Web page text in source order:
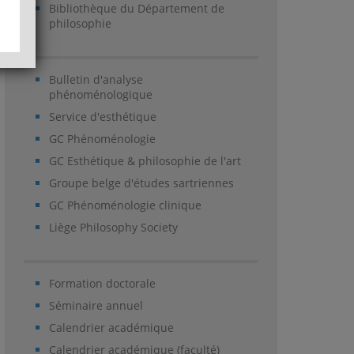
Bibliothèque du Département de
philosophie
Bulletin d'analyse
phénoménologique
Service d'esthétique
GC Phénoménologie
GC Esthétique & philosophie de l'art
Groupe belge d'études sartriennes
GC Phénoménologie clinique
Liège Philosophy Society
Formation doctorale
Séminaire annuel
Calendrier académique
Calendrier académique (faculté)